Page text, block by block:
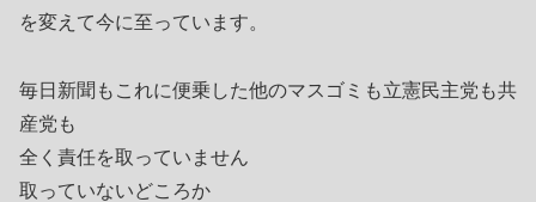
を変えて今に至っています。
毎日新聞もこれに便乗した他のマスゴミも立憲民主党も共
産党も
全く責任を取っていません
取っていないどころか